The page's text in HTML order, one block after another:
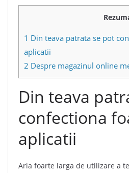
1 Din teava patrata se pot
aplicatii
2 Despre magazinul online
Din teava
confectiona
aplicatii
Aria foarte larga de utilizare a